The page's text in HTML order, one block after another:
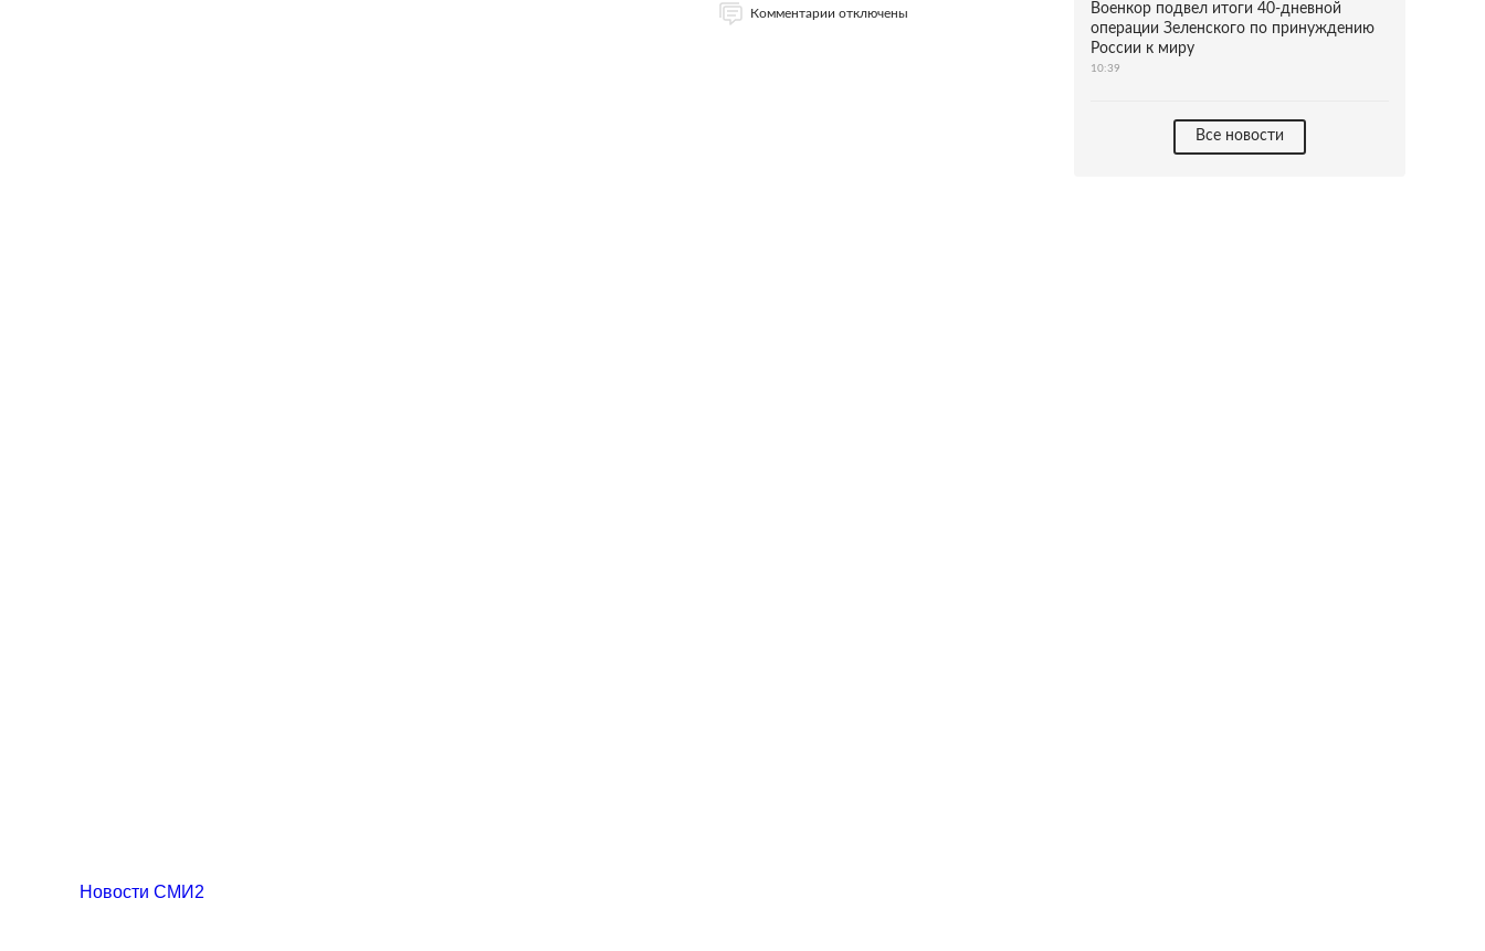
Комментарии отключены
Военкор подвел итоги 40-дневной
операции Зеленского по принуждению
России к миру
10:39
Все новости
Новости СМИ2